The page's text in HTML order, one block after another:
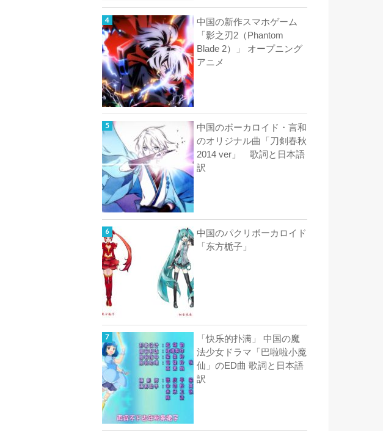
中国の新作スマホゲーム
「影之刃2（Phantom
Blade 2）」 オープニング
アニメ
中国のボーカロイド・言和
のオリジナル曲「刀剣春秋
2014 ver」 歌詞と日本語
訳
中国のパクリボーカロイド
「东方栀子」
「快乐的扑满」 中国の魔
法少女ドラマ「巴啦啦小魔
仙」のED曲 歌詞と日本語
訳